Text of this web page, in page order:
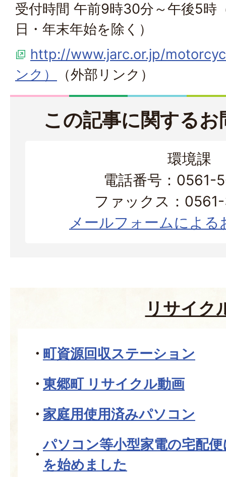
受付時間 午前9時30分～午後5時
日・年末年始を除く）
http://www.jarc.or.jp/
ンク）
（外部リンク）
この記事に関する
環境課
電話番号：0561-
ファックス：
メールフォームによる
リサイク
町資源回収ステーション
東郷町 リサイクル動画
家庭用使用済みパソコン
パソコン等小型家電の宅配
を始めました